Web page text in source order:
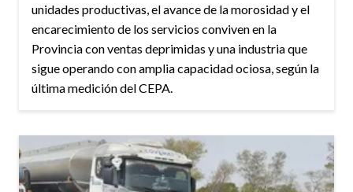
unidades productivas, el avance de la morosidad y el
encarecimiento de los servicios conviven en la
Provincia con ventas deprimidas y una industria que
sigue operando con amplia capacidad ociosa, según la
última medición del CEPA.